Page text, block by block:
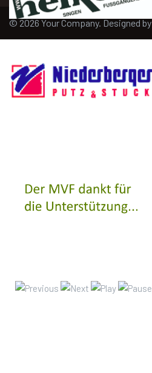
© 2026 Your Company. Designed by